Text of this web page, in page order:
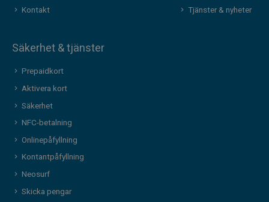
Kontakt
Tjänster & nyheter
Säkerhet & tjänster
Prepaidkort
Aktivera kort
Säkerhet
NFC-betalning
Onlinepåfyllning
Kontantpåfyllning
Neosurf
Skicka pengar